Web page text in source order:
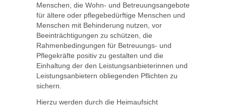
Menschen, die Wohn- und Betreuungsangebote
für ältere oder pflegebedürftige Menschen und
Menschen mit Behinderung nutzen, vor
Beeinträchtigungen zu schützen, die
Rahmenbedingungen für Betreuungs- und
Pflegekräfte positiv zu gestalten und die
Einhaltung der den Leistungsanbieterinnen und
Leistungsanbietern obliegenden Pflichten zu
sichern.
Hierzu werden durch die Heimaufsicht